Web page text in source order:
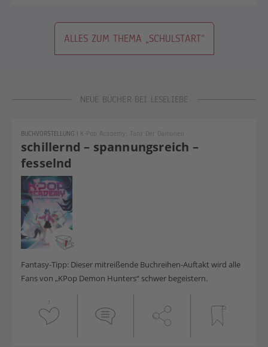
ALLES ZUM THEMA „SCHULSTART“
NEUE BÜCHER BEI LESELIEBE
schillernd – spannungsreich –
fesselnd
BUCHVORSTELLUNG | K-Pop Academy: Tanz Der Dämonen
Fantasy-Tipp: Dieser mitreißende Buchreihen-Auftakt wird alle
Fans von „KPop Demon Hunters“ schwer begeistern.
1